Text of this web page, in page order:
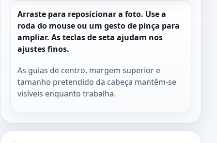
Arraste para reposicionar a foto. Use a
roda do mouse ou um gesto de pinça para
ampliar. As teclas de seta ajudam nos
ajustes finos.
As guias de centro, margem superior e
tamanho pretendido da cabeça mantêm-se
visíveis enquanto trabalha.